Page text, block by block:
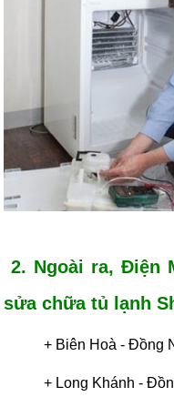
2. Ngoài ra, Điện
sửa chữa tủ lạnh
+ Biên Hoà - Đồng
+ Long Khánh -